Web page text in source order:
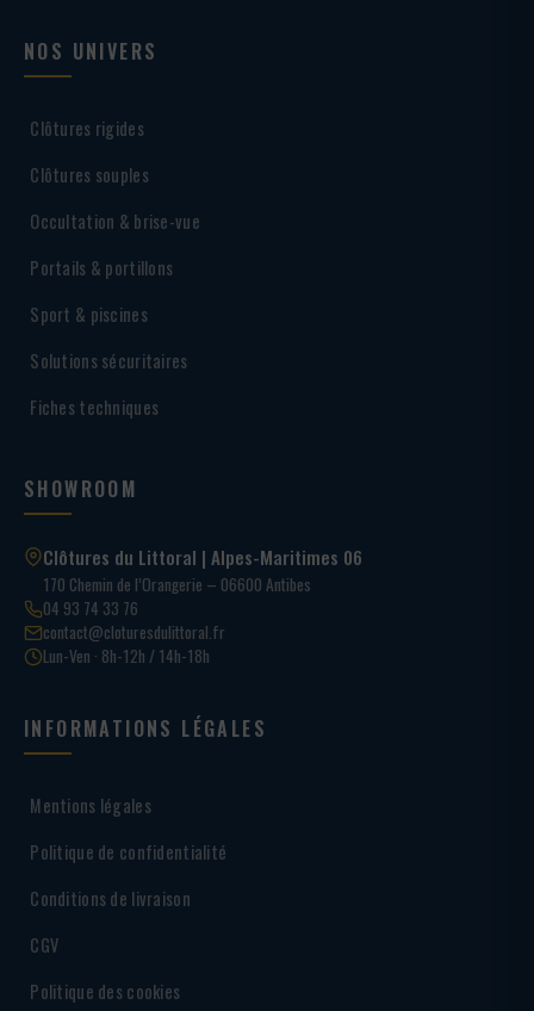
NOS UNIVERS
Clôtures rigides
Clôtures souples
Occultation & brise-vue
Portails & portillons
Sport & piscines
Solutions sécuritaires
Fiches techniques
SHOWROOM
Clôtures du Littoral | Alpes-Maritimes 06
170 Chemin de l’Orangerie – 06600 Antibes
04 93 74 33 76
contact@cloturesdulittoral.fr
Lun-Ven · 8h-12h / 14h-18h
INFORMATIONS LÉGALES
Mentions légales
Politique de confidentialité
Conditions de livraison
CGV
Politique des cookies